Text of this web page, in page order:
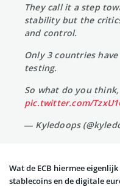
They call it a step
stability but the
and control.
Only 3 countries
testing.
So what do you
pic.twitter.com/
— Kyledoops
Wat de ECB hiermee
stablecoins en de digitale